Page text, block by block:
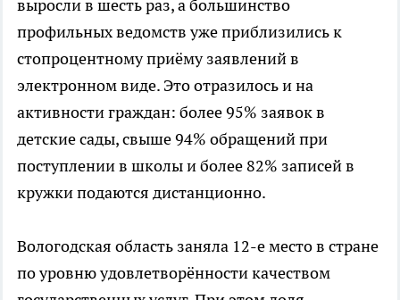
выросли в шесть раз, а большинство
профильных ведомств уже приблизились к
стопроцентному приёму заявлений в
электронном виде. Это отразилось и на
активности граждан: более 95% заявок в
детские сады, свыше 94% обращений при
поступлении в школы и более 82% записей в
кружки подаются дистанционно.
Вологодская область заняла 12-е место в стране
по уровню удовлетворённости качеством